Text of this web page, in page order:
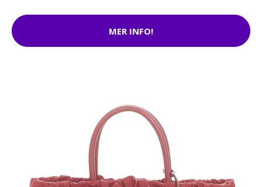
MER INFO!